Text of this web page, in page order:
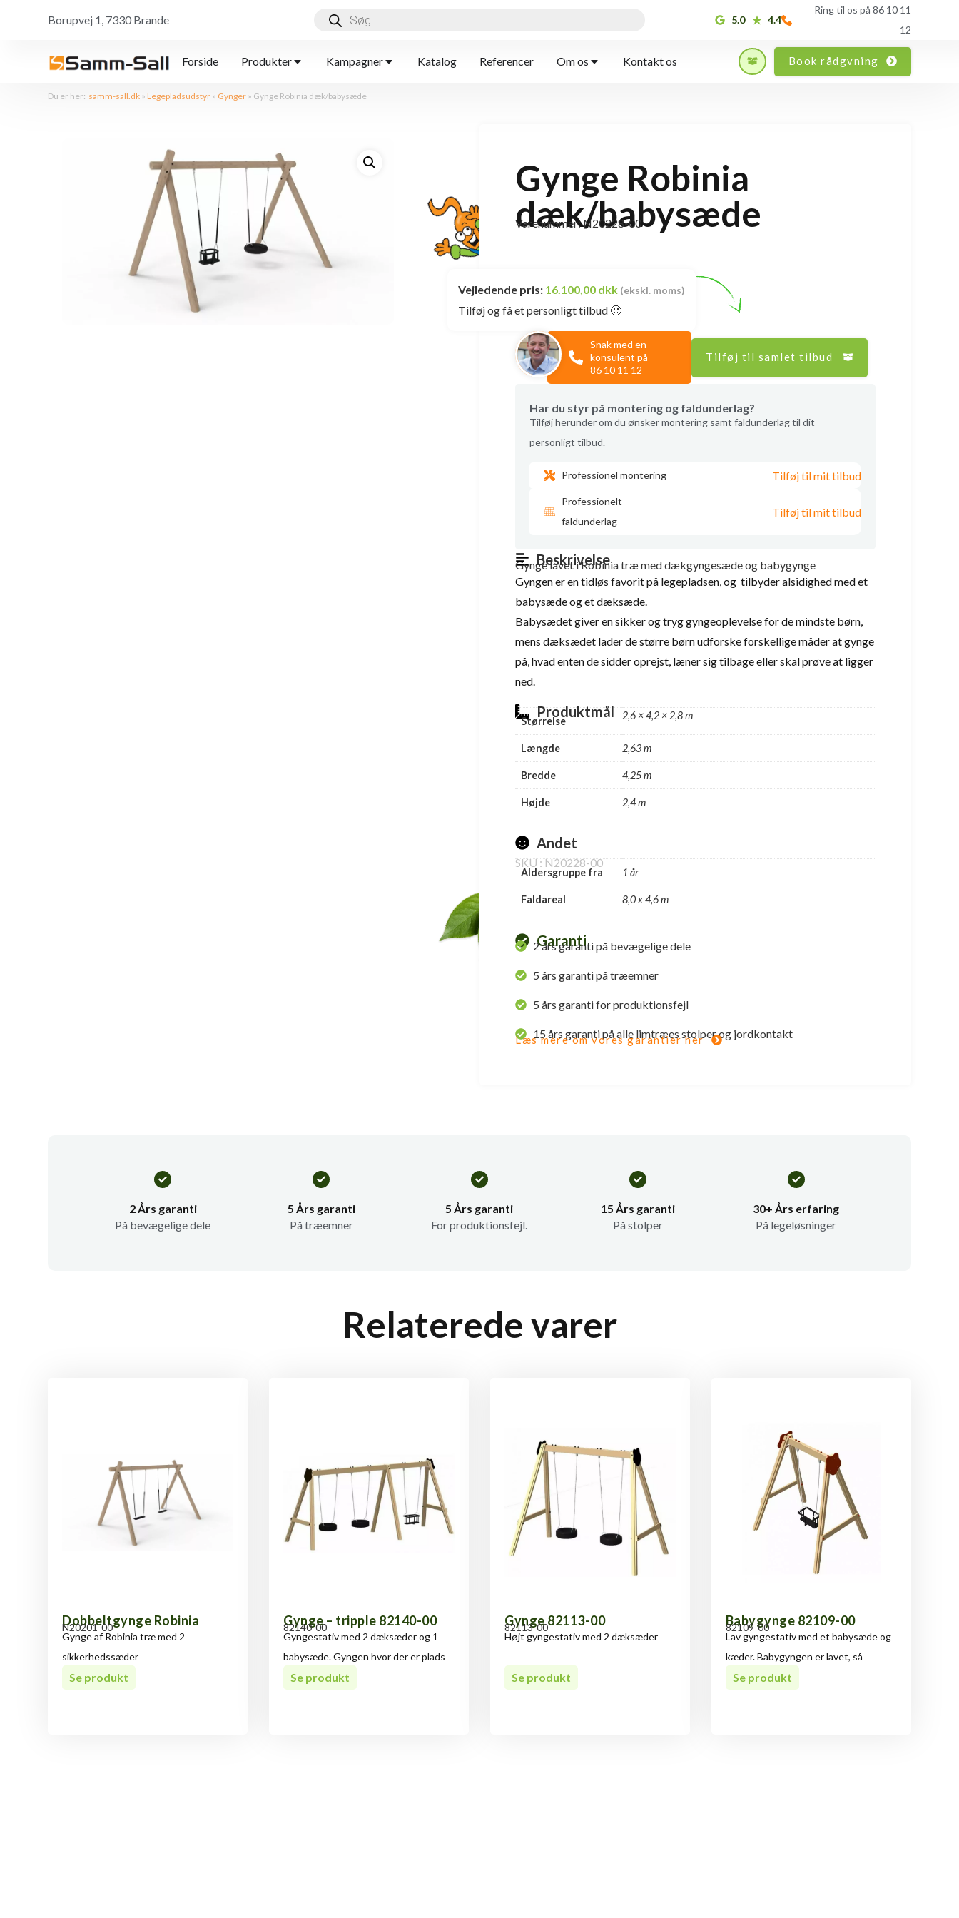
Borupvej 1, 7330 Brande 5.0 4.4
Ring til os på 86 10 11
12
Forside Produkter Kampagner Katalog Referencer Om os Kontakt os Book rådgvning
Du er her: samm-sall.dk »Legepladsudstyr » Gynger » Gynge Robinia dæk/babysæde
Gynge Robinia
dæk/babysæde
Varenummer: N20228-00
Vejledende pris: 16.100,00 dkk (ekskl. moms)
Tilføj og få et personligt tilbud 🙂
Snak med en
konsulent på
86 10 11 12
Tilføj til samlet tilbud
Har du styr på montering og faldunderlag?
Tilføj herunder om du ønsker montering samt faldunderlag til dit
personligt tilbud.
Professionel montering Tilføj til mit tilbud
Professionelt
faldunderlag
Tilføj til mit tilbud
Beskrivelse
Gynge lavet i Robinia træ med dækgyngesæde og babygynge
Gyngen er en tidløs favorit på legepladsen, og tilbyder alsidighed med et
babysæde og et dæksæde.
Babysædet giver en sikker og tryg gyngeoplevelse for de mindste børn,
mens dæksædet lader de større børn udforske forskellige måder at gynge
på, hvad enten de sidder oprejst, læner sig tilbage eller skal prøve at ligger
ned.
Produktmål
Størrelse 2,6 × 4,2 × 2,8 m
Længde 2,63 m
Bredde 4,25 m
Højde 2,4 m
Andet
SKU : N20228-00
Aldersgruppe fra 1 år
Faldareal 8,0 x 4,6 m
Garanti
2 års garanti på bevægelige dele
5 års garanti på træemner
5 års garanti for produktionsfejl
15 års garanti på alle limtræes stolper og jordkontakt
Læs mere om vores garantier her
2 Års garanti
På bevægelige dele
5 Års garanti
På træemner
5 Års garanti
For produktionsfejl.
15 Års garanti
På stolper
30+ Års erfaring
På legeløsninger
Relaterede varer
Dobbeltgynge Robinia
N20201-00
Gynge af Robinia træ med 2
sikkerhedssæder
Se produkt
Gynge – tripple 82140-00
82140-00
Gyngestativ med 2 dæksæder og 1
babysæde. Gyngen hvor der er plads
Se produkt
Gynge 82113-00
82113-00
Højt gyngestativ med 2 dæksæder
Se produkt
Babygynge 82109-00
82109-00
Lav gyngestativ med et babysæde og
kæder. Babygyngen er lavet, så
Se produkt